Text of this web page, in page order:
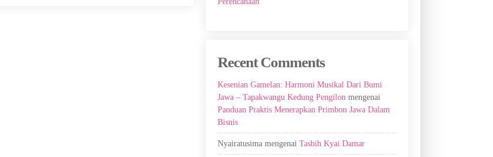
Recent Comments
Kesenian Gamelan: Harmoni Musikal Dari Bumi
Jawa – Tapakwangu Kedung Pengilon mengenai
Panduan Praktis Menerapkan Primbon Jawa Dalam
Bisnis
Nyairatusima mengenaiTasbih Kyai Damar